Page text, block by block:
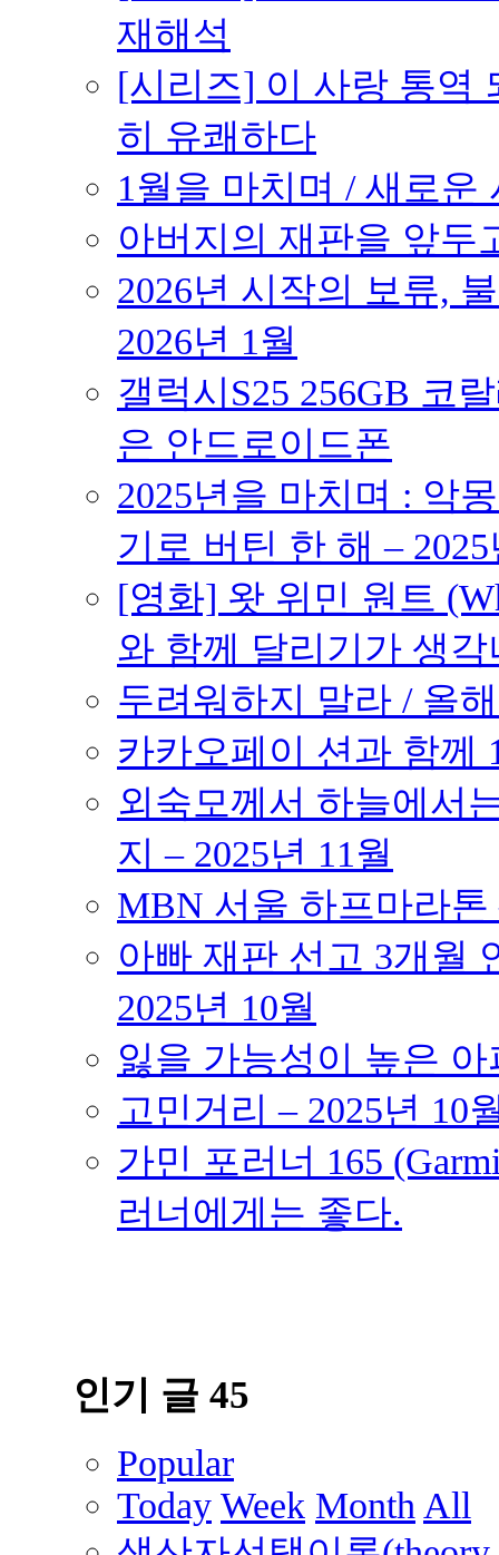
재해석
[시리즈] 이 사랑 통역
히 유쾌하다
1월을 마치며 / 새로운
아버지의 재판을 앞두
2026년 시작의 보류,
2026년 1월
갤럭시S25 256GB 코
은 안드로이드폰
2025년을 마치며 : 악
기로 버틴 한 해 –
[영화] 왓 위민 원트
와 함께 달리기가 생각
두려워하지 말라 / 올
카카오페이 션과 함께
외숙모께서 하늘에서
지 – 2025년 11월
MBN 서울 하프마라톤
아빠 재판 선고 3개월
2025년 10월
잃을 가능성이 높은
고민거리 – 2025년 10
가민 포러너 165
러너에게는 좋다.
인기 글 45
Popular
Today Week Month All